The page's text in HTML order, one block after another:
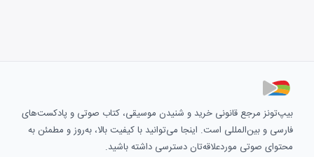
بیپ‌تونز مرجع قانونی خرید و شنیدن موسیقی، کتاب صوتی و پادکست‌های
فارسی و بین‌المللی است. اینجا می‌توانید با کیفیت بالا، به‌روز و مطمئن به
محتوای صوتی موردعلاقه‌تان دسترسی داشته باشید.